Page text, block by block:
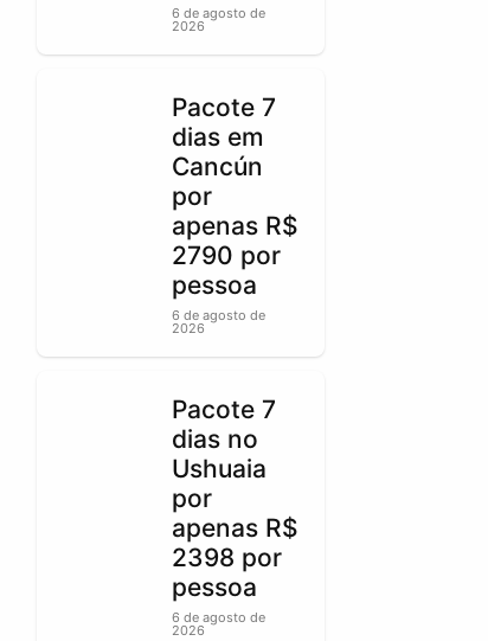
6 de agosto de
2026
Pacote 7
dias em
Cancún
por
apenas R$
2790 por
pessoa
6 de agosto de
2026
Pacote 7
dias no
Ushuaia
por
apenas R$
2398 por
pessoa
6 de agosto de
2026